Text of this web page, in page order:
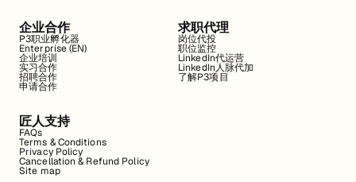
企业合作
P3职业孵化器
Enterprise (EN)
企业培训
实习合作
招聘合作
申请合作
求职代理
岗位代投
职位监控
LinkedIn代运营
LinkedIn人脉代加
了解P3项目
匠人支持
FAQs
Terms & Conditions
Privacy Policy
Cancellation & Refund Policy
Site map